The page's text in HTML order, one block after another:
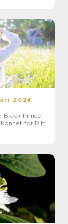
2024
Black Prince –
för Ditt